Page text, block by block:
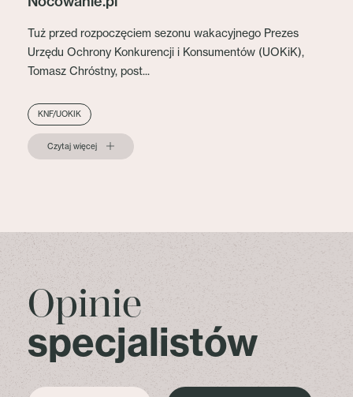
Tuż przed rozpoczęciem sezonu wakacyjnego Prezes
Urzędu Ochrony Konkurencji i Konsumentów (UOKiK),
Tomasz Chróstny, post...
KNF/UOKIK
Czytaj więcej
Opinie
specjalistów